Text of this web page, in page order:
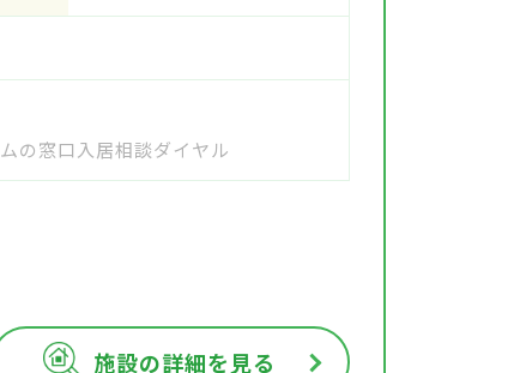
の窓口入居相談ダイヤル
施設の詳細を見る